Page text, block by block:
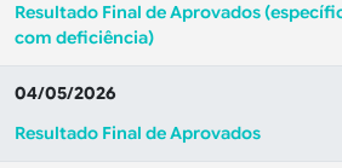
Resultado Final de Aprovados
com deficiência)
04/05/2026
Resultado Final de Aprovados